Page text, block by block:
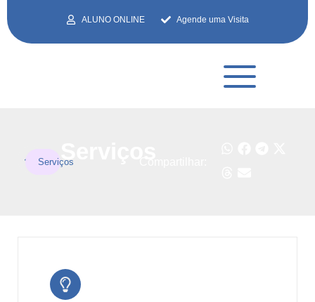
ALUNO ONLINE Agende uma Visita
Serviços